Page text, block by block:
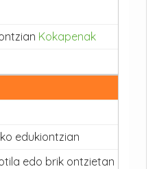
Kokapenak
edukiontzian
edo brik ontzietan